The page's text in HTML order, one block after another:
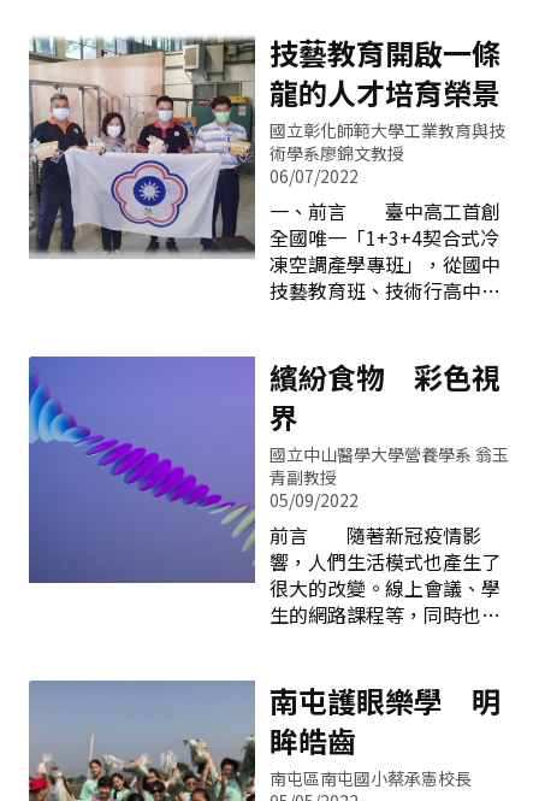
明會以利學校瞭解相關資
訊。師生線上學習新住民語
課程 本市亦投入培訓各
語種之新住民語文
活出自我，學校60週年校慶
logo就由新住民學生在多人
競爭下脫穎而出，並以此
logo元素設計屬於學校特色
口罩，此logo內容融合了學
校在地特色課程及新住民國
家的語言與國旗設計，充分
顯現多元文化與尊重包容，
在大道校園無盡的揮灑，成
為最佳的寫鏡。60週年校慶
全體師生帶著特製口罩新住
新住民推動不遺餘力，教育
局因而委於106年12月18日
「國際移民日」
強調適性探索，無論孩子要
升高中，還是走技職體系，
臺中市自106年國立高中職
改隸暨私立高中職督導權轉
移本市以後，臺中市教育局
媒合了產業與學校教育的策
略聯盟，鏈結了大學、高
中、國中以下技職生涯發展
的教育資源，提供了完整國
中階段的生涯探索的機會，
更完善的生涯探索管
以務實致用的理念，透過
「做中學、學中做」的學習
環境，培養學生專業的知識
與技能，促使學生能自我實
現及自我肯定，培養人才畢
業即能就業，塑造出各領域
的職場達人。 想參加技
藝教育的國三生要特別注
意，學校每年會參考學生學
習興趣與平日表現等，遴選
技藝表現優異或對技藝發展
生，參加技藝教育課程。至
善國中與青年高中合作辦理
「抽離式」食品職群技藝課
程 技藝班分兩種方式
技藝教育開啟一條
龍的人才培育榮景
國立彰化師範大學工業教育與技
術學系廖錦文教授
06/07/2022
一、前言 臺中高工首創
全國唯一「1+3+4契合式冷
凍空調產學專班」，從國中
技藝教育班、技術行高中的
略聯盟，推行一條龍的八年
人才培育計畫。從技藝教育
出發，兼備技能、升學及就
業，同時在技職學校與產業
界同步學習過程，精進務實
致用技能，以及實現逐步完
成國中、高中至大學文憑的
夢想，學生同時領有產業界
薪資及政府補助的助學金。
對國中學生而言，選擇技藝
教育可謂是一條具有發展潛
育課程的教學強調生活化，
透過實務練習而後導向理論
之學習，藉以激發學生的學
習興趣、增進學習的自信
心、開發內在的潛能，並滿
繽紛食物 彩色視
界
國立中山醫學大學營養學系 翁玉
青副教授
05/09/2022
前言 隨著新冠疫情影
響，人們生活模式也產生了
很大的改變。線上會議、學
生的網路課程等，同時也伴
福利聯盟的調查，在2021年
兒少每周平均上網使用時間
為42.7小時，比2020增加將
近一倍。 使用電腦、手
南屯護眼樂學 明
眸皓齒
南屯區南屯國小蔡承憲校長